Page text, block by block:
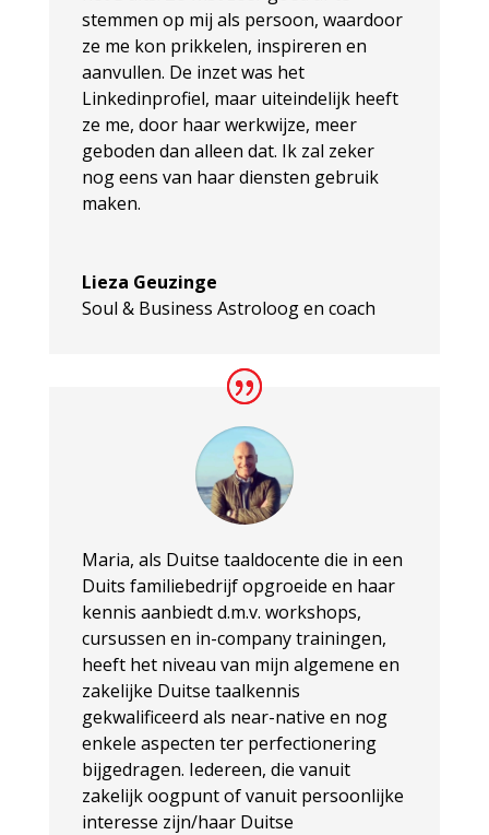
stemmen op mij als persoon, waardoor
ze me kon prikkelen, inspireren en
aanvullen. De inzet was het
Linkedinprofiel, maar uiteindelijk heeft
ze me, door haar werkwijze, meer
geboden dan alleen dat. Ik zal zeker
nog eens van haar diensten gebruik
maken.
Lieza Geuzinge
Soul & Business Astroloog en coach
Maria, als Duitse taaldocente die in een
Duits familiebedrijf opgroeide en haar
kennis aanbiedt d.m.v. workshops,
cursussen en in-company trainingen,
heeft het niveau van mijn algemene en
zakelijke Duitse taalkennis
gekwalificeerd als near-native en nog
enkele aspecten ter perfectionering
bijgedragen. Iedereen, die vanuit
zakelijk oogpunt of vanuit persoonlijke
interesse zijn/haar Duitse